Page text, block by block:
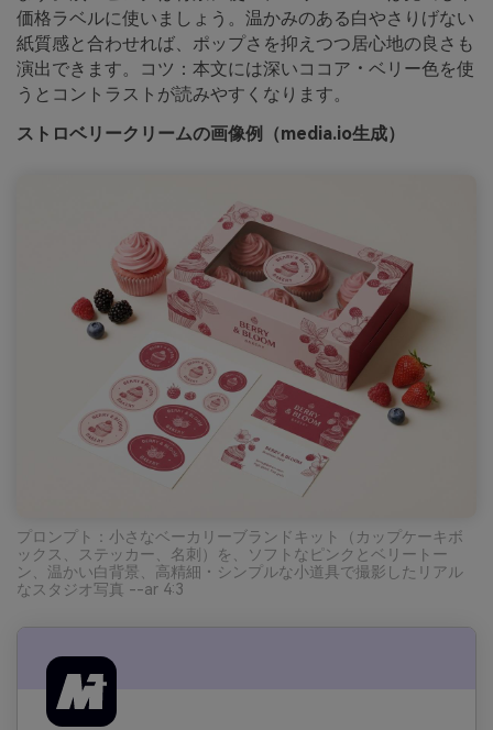
価格ラベルに使いましょう。温かみのある白やさりげない
紙質感と合わせれば、ポップさを抑えつつ居心地の良さも
演出できます。コツ：本⽂には深いココア・ベリー色を使
うとコントラストが読みやすくなります。
ストロベリークリームの画像例（media.io生成）
プロンプト：小さなベーカリーブランドキット（カップケーキボ
ックス、ステッカー、名刺）を、ソフトなピンクとベリートー
ン、温かい白背景、高精細・シンプルな小道具で撮影したリアル
なスタジオ写真 --ar 4:3